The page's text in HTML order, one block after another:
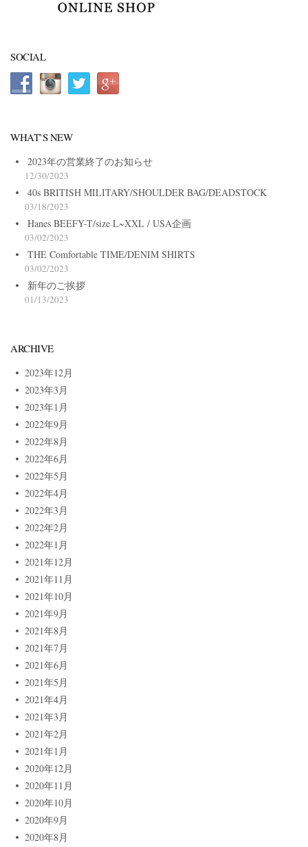
SOCIAL
WHAT’S NEW
2023年の営業終了のお知らせ
12/30/2023
40s BRITISH MILITARY/SHOULDER BAG/DEADSTOCK
03/18/2023
Hanes BEEFY-T/size L~XXL / USA企画
03/02/2023
THE Comfortable TIME/DENIM SHIRTS
03/02/2023
新年のご挨拶
01/13/2023
ARCHIVE
2023年12月
2023年3月
2023年1月
2022年9月
2022年8月
2022年6月
2022年5月
2022年4月
2022年3月
2022年2月
2022年1月
2021年12月
2021年11月
2021年10月
2021年9月
2021年8月
2021年7月
2021年6月
2021年5月
2021年4月
2021年3月
2021年2月
2021年1月
2020年12月
2020年11月
2020年10月
2020年9月
2020年8月